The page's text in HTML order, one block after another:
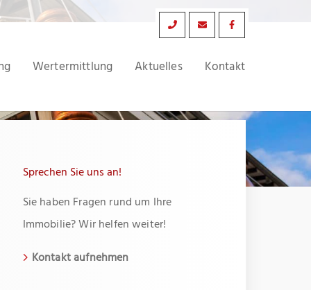
Wertermittlung Aktuelles Kontakt
Sprechen Sie uns an!
Sie haben Fragen rund um Ihre
Immobilie? Wir helfen weiter!
Kontakt aufnehmen